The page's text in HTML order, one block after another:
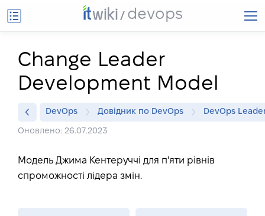
devops
Change Leader
Development Model
DevOps Довідник по DevOps DevOps
Оновлено: 26.07.2023
Модель Джима Кентеруччі для п'яти рівнів
спроможності лідера змін.